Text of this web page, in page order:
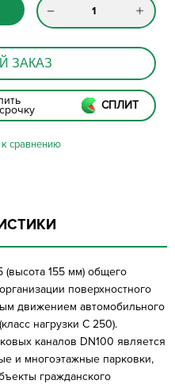
ЗАКАЗ
СПЛИТ
(высота 155 мм) общего
поверхностного
движением автомобильного
нагрузки C 250).
каналов DN100 является
и многоэтажные парковки,
гражданского